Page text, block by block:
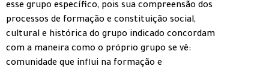
esse grupo específico, pois sua compreensão dos
processos de formação e constituição social,
cultural e histórica do grupo indicado concordam
com a maneira como o próprio grupo se vê:
comunidade que influi na formação e